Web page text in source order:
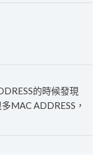
的時候發現
MAC ADDRESS，